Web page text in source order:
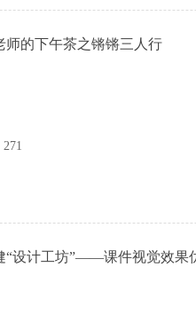
师的下午茶之锵锵三人行
271
“设计工坊”——课件视觉效果